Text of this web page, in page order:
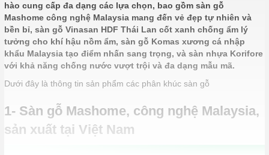
hào cung cấp đa dạng các lựa chọn, bao gồm sàn gỗ
Mashome công nghệ Malaysia mang đến vẻ đẹp tự nhiên và
bền bỉ, sàn gỗ Vinasan HDF Thái Lan cốt xanh chống ẩm lý
tưởng cho khí hậu nồm ẩm, sàn gỗ Komas xương cá nhập
khẩu Malaysia tạo điểm nhấn sang trọng, và sàn nhựa Korifore
với khả năng chống nước vượt trội và đa dạng mẫu mã.
Dưới đây là thông tin sản phẩm các phân khúc sàn gỗ
1- Sàn gỗ Mashome, công nghệ Malaysia,
sản xuất tại Việt Nam